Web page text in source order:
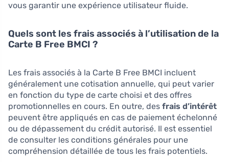
vous garantir une expérience utilisateur fluide.
Quels sont les frais associés à l’utilisation de la
Carte B Free BMCI ?
Les frais associés à la Carte B Free BMCI incluent
généralement une cotisation annuelle, qui peut varier
en fonction du type de carte choisi et des offres
promotionnelles en cours. En outre, des frais d’intérêt
peuvent être appliqués en cas de paiement échelonné
ou de dépassement du crédit autorisé. Il est essentiel
de consulter les conditions générales pour une
compréhension détaillée de tous les frais potentiels.